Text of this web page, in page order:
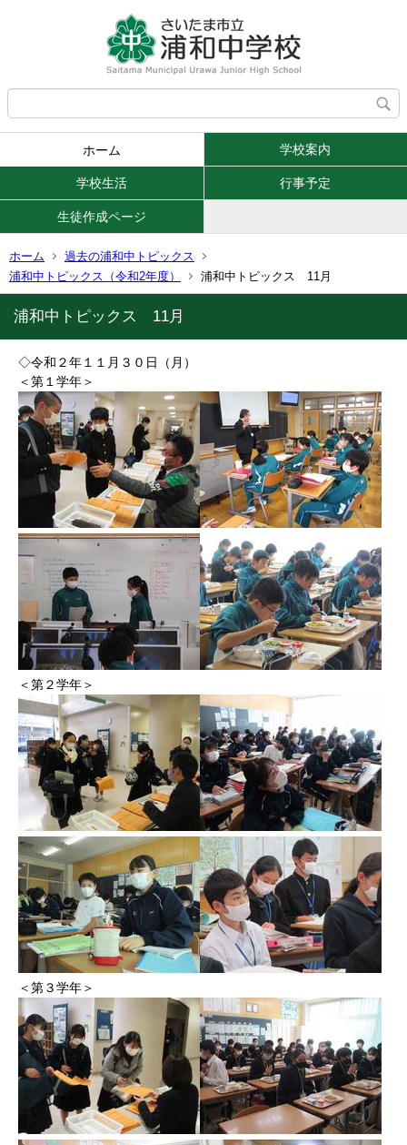
ホーム 学校案内
学校生活 行事予定
生徒作成ページ
ホーム
過去の浦和中トピックス
浦和中トピックス（令和2年度）
浦和中トピックス 11月
浦和中トピックス 11月
◇令和２年１１月３０日（月）
＜第１学年＞
＜第２学年＞
＜第３学年＞